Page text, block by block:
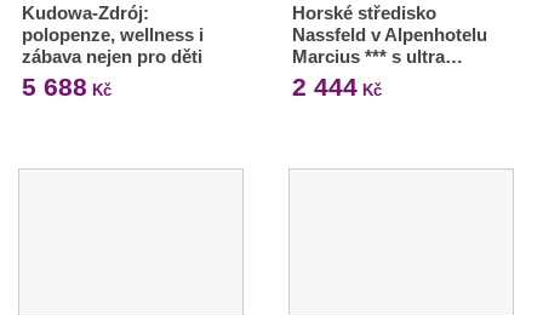
Kudowa-Zdrój:
polopenze, wellness i
zábava nejen pro děti
5 688 Kč
Horské středisko
Nassfeld v Alpenhotelu
Marcius *** s ultra…
2 444Kč